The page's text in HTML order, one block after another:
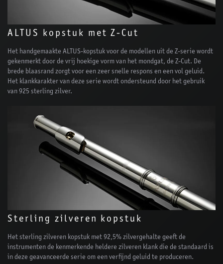
ALTUS kopstuk met Z-Cut
Het handgemaakte ALTUS-kopstuk voor de modellen uit de Z-serie wordt
gekenmerkt door de vrij hoekige vorm van het mondgat, de Z-Cut. De
brede blaasrand zorgt voor een zeer snelle respons en een vol geluid.
Het klankkarakter van deze serie wordt ondersteund door het gebruik
van 925 sterling zilver.
Sterling zilveren kopstuk
Het sterling zilveren kopstuk met 92,5% zilvergehalte geeft de
instrumenten de kenmerkende heldere zilveren klank die de standaard is
in deze geavanceerde serie om een verfijnd geluid te produceren.